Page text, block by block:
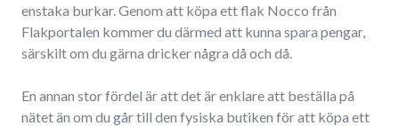
enstaka burkar. Genom att köpa ett flak Nocco från
Flakportalen kommer du därmed att kunna spara pengar,
särskilt om du gärna dricker några då och då.
En annan stor fördel är att det är enklare att beställa på
nätet än om du går till den fysiska butiken för att köpa ett